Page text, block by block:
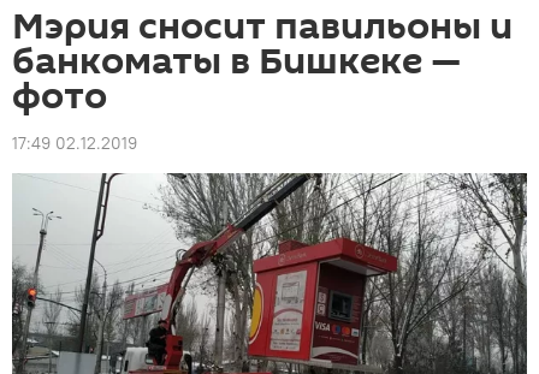
Мэрия сносит павильоны и
банкоматы в Бишкеке —
фото
17:49 02.12.2019